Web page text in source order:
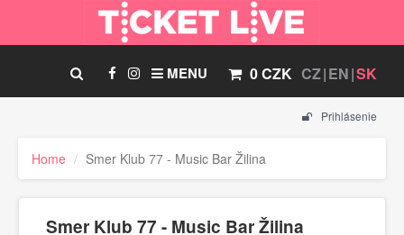
CZ EN SK
0 CZK
MENU
Prihlásenie
Home Smer Klub 77 - Music Bar Žilina
Smer Klub 77 - Music Bar Žilina